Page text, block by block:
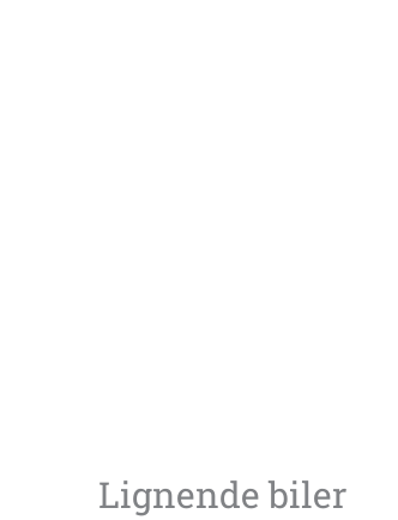
Lignende biler